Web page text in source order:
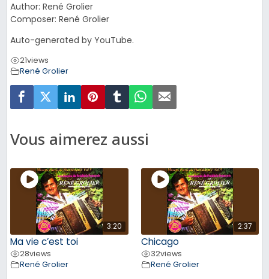
Author: René Grolier
Composer: René Grolier
Auto-generated by YouTube.
21views
René Grolier
Vous aimerez aussi
3:20
Ma vie c’est toi
28views
René Grolier
2:37
Chicago
32views
René Grolier